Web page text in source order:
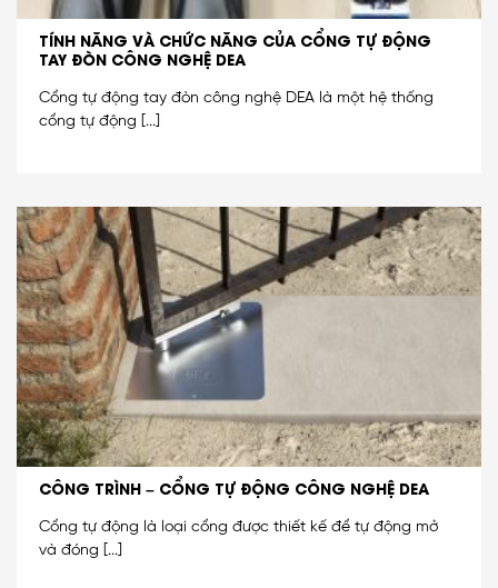
TÍNH NĂNG VÀ CHỨC NĂNG CỦA CỔNG TỰ ĐỘNG
TAY ĐÒN CÔNG NGHỆ DEA
Cổng tự động tay đòn công nghệ DEA là một hệ thống
cổng tự động [...]
CÔNG TRÌNH – CỔNG TỰ ĐỘNG CÔNG NGHỆ DEA
Cổng tự động là loại cổng được thiết kế để tự động mở
và đóng [...]